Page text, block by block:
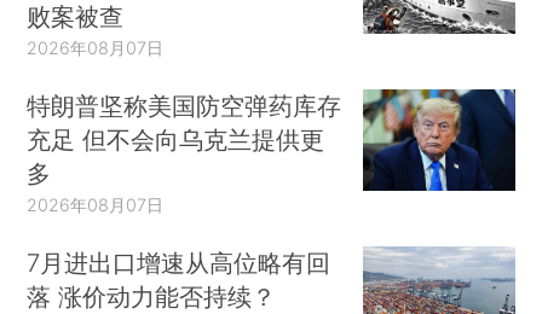
败案被查
2026年08月07日
特朗普坚称美国防空弹药库存
充足 但不会向乌克兰提供更
多
2026年08月07日
7月进出口增速从高位略有回
落 涨价动力能否持续？